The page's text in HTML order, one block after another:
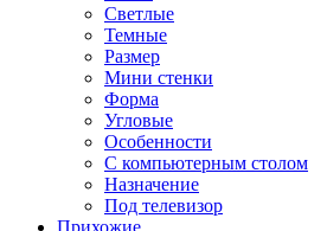
Светлые
Темные
Размер
Мини стенки
Форма
Угловые
Особенности
С компьютерным столом
Назначение
Под телевизор
Прихожие